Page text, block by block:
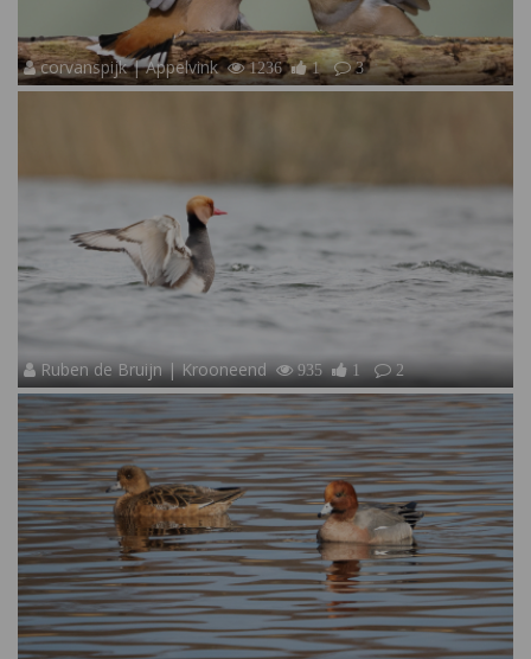
corvanspijk | Appelvink 1236 1 3
Ruben de Bruijn | Krooneend 935 1 2